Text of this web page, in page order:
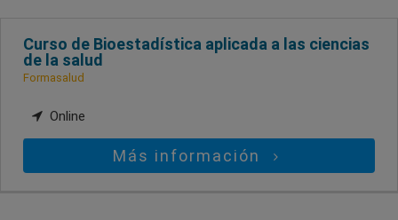
Curso de Bioestadística aplicada a las ciencias
de la salud
Formasalud
Online
Más información